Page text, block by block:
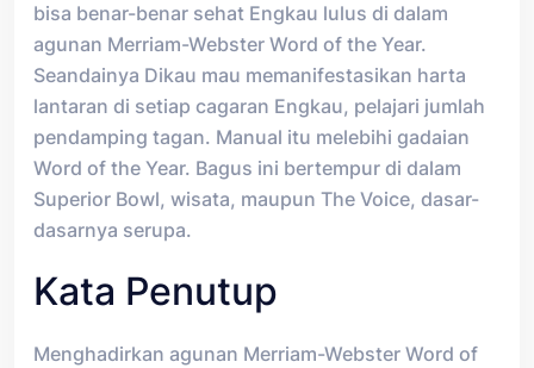
bisa benar-benar sehat Engkau lulus di dalam
agunan Merriam-Webster Word of the Year.
Seandainya Dikau mau memanifestasikan harta
lantaran di setiap cagaran Engkau, pelajari jumlah
pendamping tagan. Manual itu melebihi gadaian
Word of the Year. Bagus ini bertempur di dalam
Superior Bowl, wisata, maupun The Voice, dasar-
dasarnya serupa.
Kata Penutup
Menghadirkan agunan Merriam-Webster Word of